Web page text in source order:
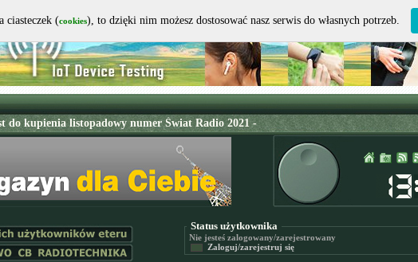
Status użytkownika
Nie jesteś zalogowany/zarejestrowany
Zaloguj/zarejestruj się
ciasteczek (cookies), to dzięki nim możesz dostosować nasz serwis do własnych potrzeb.